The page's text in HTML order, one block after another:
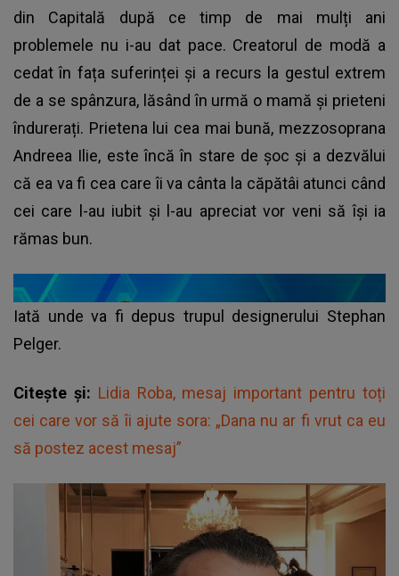
din Capitală după ce timp de mai mulți ani
problemele nu i-au dat pace. Creatorul de modă a
cedat în fața suferinței și a recurs la gestul extrem
de a se spânzura, lăsând în urmă o mamă și prieteni
îndurerați. Prietena lui cea mai bună, mezzosoprana
Andreea Ilie, este încă în stare de șoc și a dezvălui
că ea va fi cea care îi va cânta la căpătâi atunci când
cei care l-au iubit și l-au apreciat vor veni să își ia
rămas bun.
Iată unde va fi depus trupul designerului Stephan
Pelger.
Citește și: Lidia Roba, mesaj important pentru toți
cei care vor să îi ajute sora: „Dana nu ar fi vrut ca eu
să postez acest mesaj”